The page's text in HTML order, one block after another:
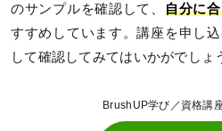
のサンプルを確認して、 自分に
すすめしています。講座を申し
して確認してみてはいかがでしょ
BrushUP学び／資格講